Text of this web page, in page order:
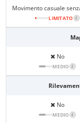
Movimento casuale
LIMITATO i
No
MEDIO i
No
MEDIO i